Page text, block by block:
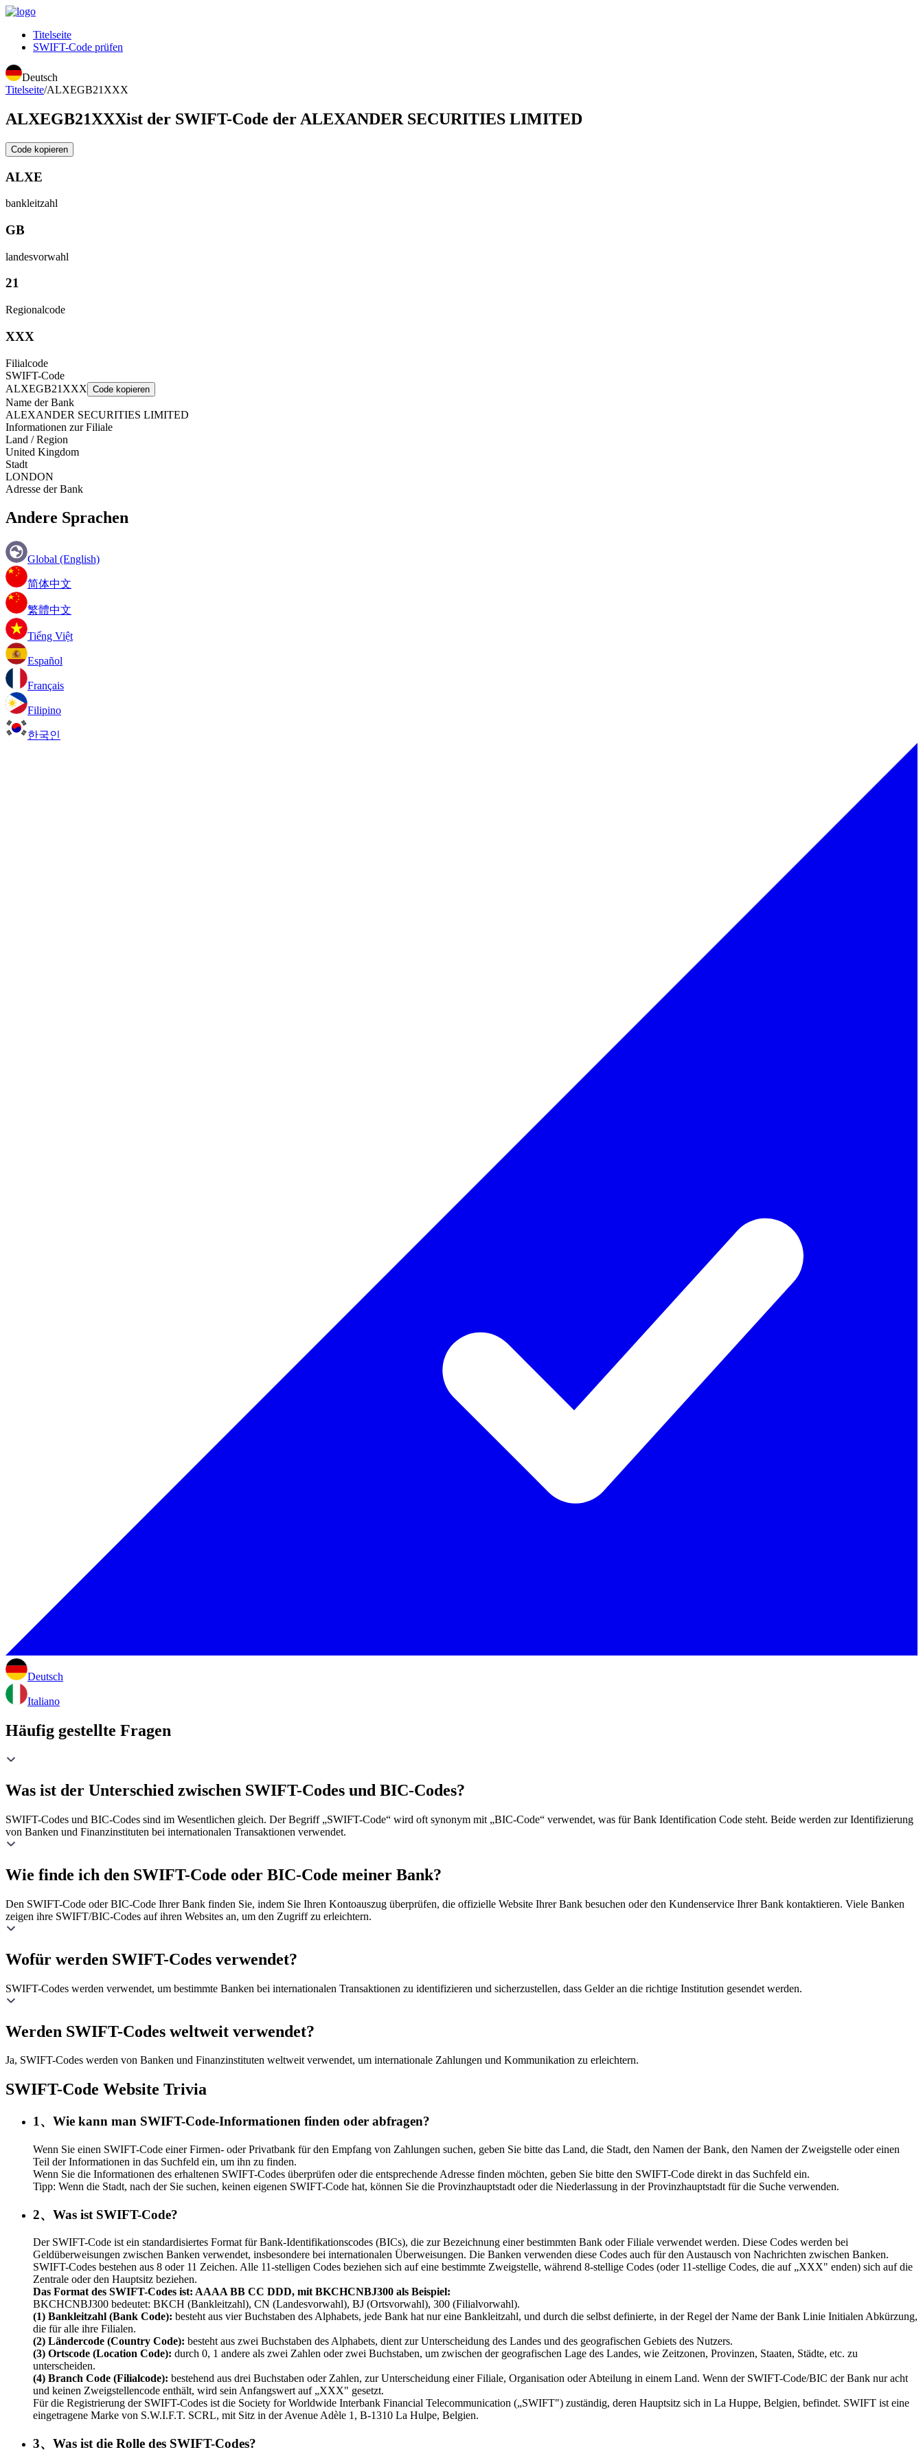
Titelseite
SWIFT-Code prüfen
Deutsch
Titelseite/ALXEGB21XXX
ALXEGB21XXXist der SWIFT-Code der ALEXANDER SECURITIES LIMITED
Code kopieren
ALXE
bankleitzahl
GB
landesvorwahl
21
Regionalcode
XXX
Filialcode
SWIFT-Code
ALXEGB21XXX Code kopieren
Name der Bank
ALEXANDER SECURITIES LIMITED
Informationen zur Filiale
Land / Region
United Kingdom
Stadt
LONDON
Adresse der Bank
Andere Sprachen
Global (English)
简体中文
繁體中文
Tiếng Việt
Español
Français
Filipino
한국인
Deutsch
Italiano
Häufig gestellte Fragen
Was ist der Unterschied zwischen SWIFT-Codes und BIC-Codes?
SWIFT-Codes und BIC-Codes sind im Wesentlichen gleich. Der Begriff „SWIFT-Code“ wird oft synonym mit „BIC-Code“ verwendet, was für Bank Identification Code steht. Beide werden zur Identifizierung
von Banken und Finanzinstituten bei internationalen Transaktionen verwendet.
Wie finde ich den SWIFT-Code oder BIC-Code meiner Bank?
Den SWIFT-Code oder BIC-Code Ihrer Bank finden Sie, indem Sie Ihren Kontoauszug überprüfen, die offizielle Website Ihrer Bank besuchen oder den Kundenservice Ihrer Bank kontaktieren. Viele Banken
zeigen ihre SWIFT/BIC-Codes auf ihren Websites an, um den Zugriff zu erleichtern.
Wofür werden SWIFT-Codes verwendet?
SWIFT-Codes werden verwendet, um bestimmte Banken bei internationalen Transaktionen zu identifizieren und sicherzustellen, dass Gelder an die richtige Institution gesendet werden.
Werden SWIFT-Codes weltweit verwendet?
Ja, SWIFT-Codes werden von Banken und Finanzinstituten weltweit verwendet, um internationale Zahlungen und Kommunikation zu erleichtern.
SWIFT-Code Website Trivia
1、Wie kann man SWIFT-Code-Informationen finden oder abfragen?
Wenn Sie einen SWIFT-Code einer Firmen- oder Privatbank für den Empfang von Zahlungen suchen, geben Sie bitte das Land, die Stadt, den Namen der Bank, den Namen der Zweigstelle oder einen
Teil der Informationen in das Suchfeld ein, um ihn zu finden.
Wenn Sie die Informationen des erhaltenen SWIFT-Codes überprüfen oder die entsprechende Adresse finden möchten, geben Sie bitte den SWIFT-Code direkt in das Suchfeld ein.
Tipp: Wenn die Stadt, nach der Sie suchen, keinen eigenen SWIFT-Code hat, können Sie die Provinzhauptstadt oder die Niederlassung in der Provinzhauptstadt für die Suche verwenden.
2、Was ist SWIFT-Code?
Der SWIFT-Code ist ein standardisiertes Format für Bank-Identifikationscodes (BICs), die zur Bezeichnung einer bestimmten Bank oder Filiale verwendet werden. Diese Codes werden bei
Geldüberweisungen zwischen Banken verwendet, insbesondere bei internationalen Überweisungen. Die Banken verwenden diese Codes auch für den Austausch von Nachrichten zwischen Banken.
SWIFT-Codes bestehen aus 8 oder 11 Zeichen. Alle 11-stelligen Codes beziehen sich auf eine bestimmte Zweigstelle, während 8-stellige Codes (oder 11-stellige Codes, die auf „XXX" enden) sich auf die
Zentrale oder den Hauptsitz beziehen.
Das Format des SWIFT-Codes ist: AAAA BB CC DDD, mit BKCHCNBJ300 als Beispiel:
BKCHCNBJ300 bedeutet: BKCH (Bankleitzahl), CN (Landesvorwahl), BJ (Ortsvorwahl), 300 (Filialvorwahl).
(1) Bankleitzahl (Bank Code): besteht aus vier Buchstaben des Alphabets, jede Bank hat nur eine Bankleitzahl, und durch die selbst definierte, in der Regel der Name der Bank Linie Initialen Abkürzung,
die für alle ihre Filialen.
(2) Ländercode (Country Code): besteht aus zwei Buchstaben des Alphabets, dient zur Unterscheidung des Landes und des geografischen Gebiets des Nutzers.
(3) Ortscode (Location Code): durch 0, 1 andere als zwei Zahlen oder zwei Buchstaben, um zwischen der geografischen Lage des Landes, wie Zeitzonen, Provinzen, Staaten, Städte, etc. zu
unterscheiden.
(4) Branch Code (Filialcode): bestehend aus drei Buchstaben oder Zahlen, zur Unterscheidung einer Filiale, Organisation oder Abteilung in einem Land. Wenn der SWIFT-Code/BIC der Bank nur acht
und keinen Zweigstellencode enthält, wird sein Anfangswert auf „XXX" gesetzt.
Für die Registrierung der SWIFT-Codes ist die Society for Worldwide Interbank Financial Telecommunication („SWIFT") zuständig, deren Hauptsitz sich in La Huppe, Belgien, befindet. SWIFT ist eine
eingetragene Marke von S.W.I.F.T. SCRL, mit Sitz in der Avenue Adèle 1, B-1310 La Hulpe, Belgien.
3、Was ist die Rolle des SWIFT-Codes?